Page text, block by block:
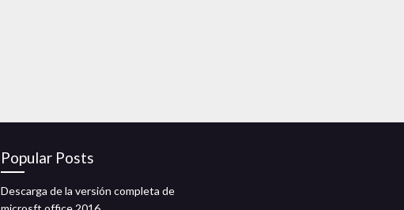
Popular Posts
Descarga de la versión completa de